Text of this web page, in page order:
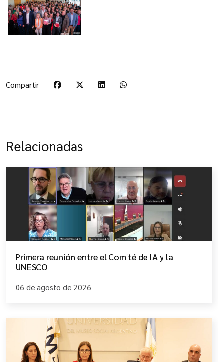
Compartir
Relacionadas
Primera reunión entre el Comité de IA y la
UNESCO
06 de agosto de 2026